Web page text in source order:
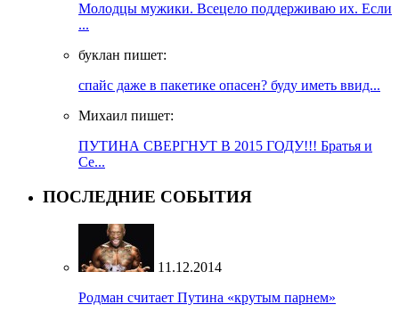
Молодцы мужики. Всецело поддерживаю их. Если
...
буклан пишет:
спайс даже в пакетике опасен? буду иметь ввид...
Михаил пишет:
ПУТИНА СВЕРГНУТ В 2015 ГОДУ!!! Братья и
Се...
ПОСЛЕДНИЕ СОБЫТИЯ
11.12.2014
Родман считает Путина «крутым парнем»